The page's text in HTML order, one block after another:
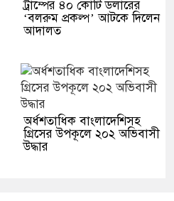
ট্রাম্পের ৪০ কোটি ডলারের
‘বলরুম প্রকল্প’ আটকে দিলেন
আদালত
অর্ধশতাধিক বাংলাদেশিসহ
গ্রিসের উপকূলে ২০২ অভিবাসী
উদ্ধার